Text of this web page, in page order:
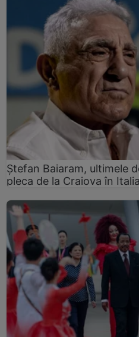
Ștefan Baiaram, ultimele
pleca de la Craiova în